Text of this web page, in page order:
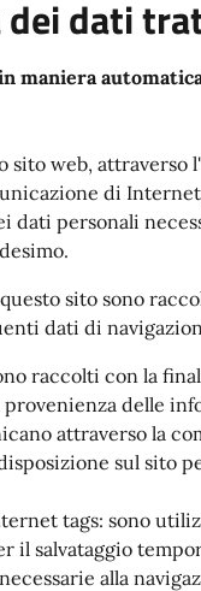
dei dati
maniera
sito web, attraverso
di
dati personali
sito sono
dati di
raccolti con la
delle
attraverso la
sul sito
tags: sono
il salvataggio
alla